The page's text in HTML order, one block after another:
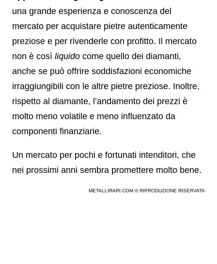
una grande esperienza e conoscenza del
mercato per acquistare pietre autenticamente
preziose e per rivenderle con profitto. Il mercato
non è così liquido come quello dei diamanti,
anche se può offrire soddisfazioni economiche
irraggiungibili con le altre pietre preziose. Inoltre,
rispetto al diamante, l’andamento dei prezzi è
molto meno volatile e meno influenzato da
componenti finanziarie.
Un mercato per pochi e fortunati intenditori, che
nei prossimi anni sembra promettere molto bene.
METALLIRARI.COM © RIPRODUZIONE RISERVATA